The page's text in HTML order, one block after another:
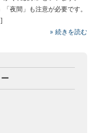
夜間」も注意が必要です。
» 続きを読む